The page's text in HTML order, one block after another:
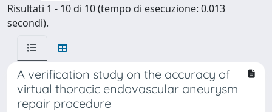
Risultati 1 - 10 di 10 (tempo di esecuzione: 0.013
secondi).
A verification study on the accuracy of
virtual thoracic endovascular aneurysm
repair procedure